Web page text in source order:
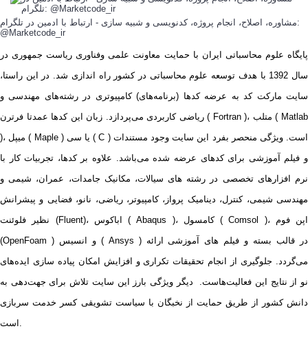
مشاوره، اصلاح، انجام پروژه، کدنویسی و شبیه سازی - ارتباط با ادمین در تلگرام:
@Marketcode_ir
پایگاه علوم محاسباتی ایران با حمایت معاونت علمی وفناوری ریاست جمهوری در
سال 1392 با هدف توسعه علوم محاسباتی در کشور راه اندازی شد. در این راستا،
سایت مارکت کد به عرضه کدها (برنامه‌های) کامپیوتری در رشته‌های مهندسی و
ریاضی کاربردی می‌پردازد. زبان این کدها عمدتا فرترن ( Fortran )، متلب ( Matlab
)، میپل ( Maple ) یا سی ( C ) است. ویژگی منحصر بفرد این سایت وجود مستندات
و فیلم آموزشی برای کدهای عرضه شده می‌باشد. علاوه بر کدها، تجربیات کار با
نرم افزارهای تخصصی در رشته های سیالات، مکانیک جامدات، عمران، شیمی و
مهندسی شیمی، کنترل، دینامیک پرواز، کامپیوتر، ریاضی، نانو، فضایی و پیشرانش
نظیر فلوئنت (Fluent)، اباکوس ( Abaqus )، کامسول ( Comsol )، اپن فوم
(OpenFoam ) و انسیس ( Ansys ) در قالب بسته‌ و فیلم های آموزشی ارائه
می‌گردد. جلوگیری از انجام تحقیقات تکراری و افزایش امکان پیاده سازی ایده‌های
نو از نتایج این فعالیت‌هاست. دیگر ویژگی بارز این سایت تلاش برای جهت‌دهی به
دانش کشور از طریق حمایت از نخبگان با سیاست تشویقی کسر خدمت سربازی
است.